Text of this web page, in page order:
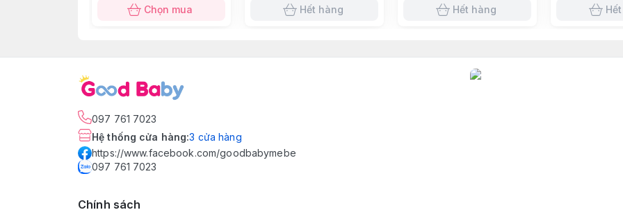
Chọn mua Hết hàng Hết hàng
097 761 7023
Hệ thống cửa hàng:3 cửa hàng
https://www.facebook.com/goodbabymebe
097 761 7023
Chính sách